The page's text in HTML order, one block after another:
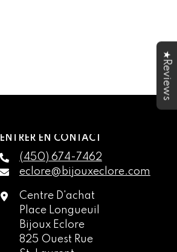
ENTRER EN CONTACT
(450) 674-7462
eclore@bijouxeclore.com
Centre D'achat
Place Longueuil
Bijoux Eclore
825 Ouest Rue
★Reviews